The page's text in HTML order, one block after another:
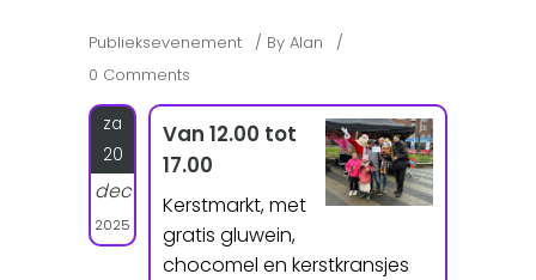
Publieksevenement By Alan
0 Comments
za
20
dec
2025
Van 12.00 tot
17.00
Kerstmarkt, met
gratis gluwein,
chocomel en kerstkransjes